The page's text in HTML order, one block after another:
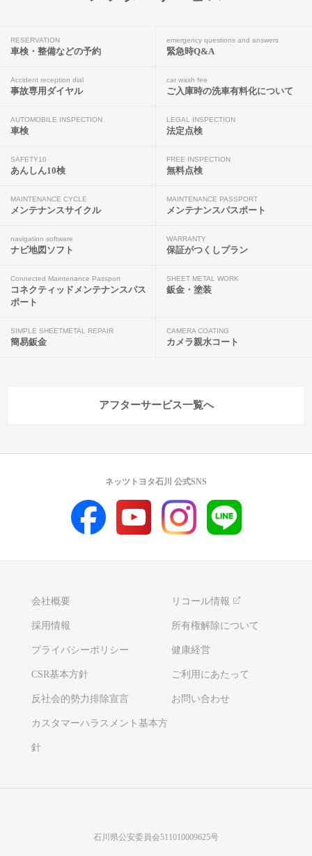
RESERVATION
車検・整備などの予約
emergency questions and answers
緊急時Q&A
Accident reception dial
事故専用ダイヤル
car wash fee
ご入庫時の洗車有料化について
AUTOMOBILE INSPECTION
車検
LEGAL INSPECTION
法定点検
SAFETY10
あんしん10検
FREE INSPECTION
無料点検
MAINTENANCE CYCLE
メンテナンスサイクル
MAINTENANCE PASSPORT
メンテナンスパスポート
navigation software
ナビ地図ソフト
WARRANTY
保証がつくしプラン
Connected Maintenance Passport
コネクティッドメンテナンスパス
ポート
SHEET METAL WORK
鈑金・塗装
SIMPLE SHEETMETAL REPAIR
簡易鈑金
CAMERA COATING
カメラ親水コート
アフターサービス一覧へ
会社概要 リコール情報
採用情報 所有権解除について
プライバシーポリシー 健康経営
CSR基本方針 ご利用にあたって
反社会的勢力排除宣言 お問い合わせ
カスタマーハラスメント基本方
針
ネッツトヨタ石川 公式SNS
石川県公安委員会511010009625号